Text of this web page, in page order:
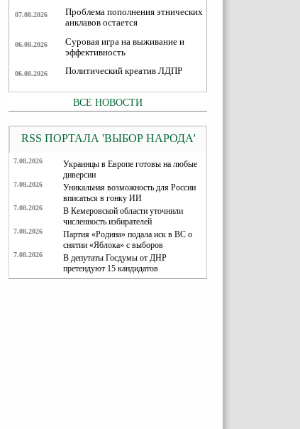
07.08.2026
Проблема пополнения этнических
анклавов остается
06.08.2026
Суровая игра на выживание и
эффективность
06.08.2026 Политический креатив ЛДПР
ВСЕ НОВОСТИ
RSS ПОРТАЛА 'ВЫБОР НАРОДА'
7.08.2026
Украинцы в Европе готовы на любые
диверсии
7.08.2026
Уникальная возможность для России
вписаться в гонку ИИ
7.08.2026
В Кемеровской области уточнили
численность избирателей
7.08.2026
Партия «Родина» подала иск в ВС о
снятии «Яблока» с выборов
7.08.2026
В депутаты Госдумы от ДНР
претендуют 15 кандидатов